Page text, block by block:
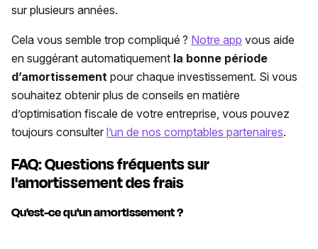
sur plusieurs années.
Cela vous semble trop compliqué ? Notre app vous aide
en suggérant automatiquement la bonne période
d’amortissement pour chaque investissement. Si vous
souhaitez obtenir plus de conseils en matière
d’optimisation fiscale de votre entreprise, vous pouvez
toujours consulter l’un de nos comptables partenaires.
FAQ: Questions fréquents sur
l'amortissement des frais
Qu'est-ce qu'un amortissement ?